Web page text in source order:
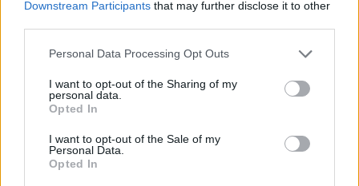
Downstream Participants that may further disclose it to other
Please note that this website/app uses one or more Google
not limited to your visit or usage behaviour. You may click to
grant or deny consent to Google and its third-party tags to
use your data for below specified purposes in below Google
consent section.
Personal Data Processing Opt Outs
I want to opt-out of the Sharing of my
personal data.
Opted In
I want to opt-out of the Sale of my
Personal Data.
Opted In